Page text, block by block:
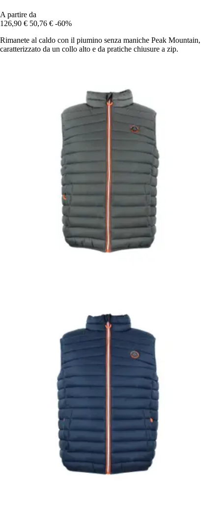
A partire da
126,90 € 50,76 € -60%
Rimanete al caldo con il piumino senza maniche Peak Mountain,
caratterizzato da un collo alto e da pratiche chiusure a zip.